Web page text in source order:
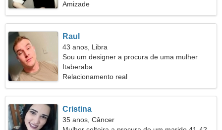
Amizade
Raul
43 anos, Libra
Sou um designer a procura de uma mulher
elegante
Itaberaba
Relacionamento real
Cristina
35 anos, Câncer